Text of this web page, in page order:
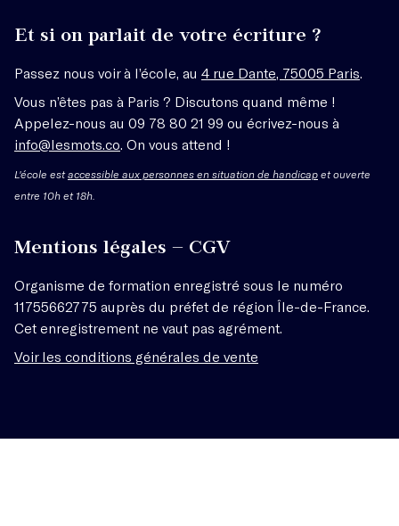
Et si on parlait de votre écriture ?
Passez nous voir à l’école, au 4 rue Dante, 75005 Paris
Vous n’êtes pas à Paris ? Discutons quand même !
Appelez-nous au 09 78 80 21 99 ou écrivez-nous à
info@lesmots.co . On vous attend !
L'école estaccessible aux personnes en situation de handicap et ouverte
entre 10h et 18h.
Mentions légales – CGV
Organisme de formation enregistré sous le numéro
11755662775 auprès du préfet de région Île-de-France.
Cet enregistrement ne vaut pas agrément.
Voir les conditions générales de vente